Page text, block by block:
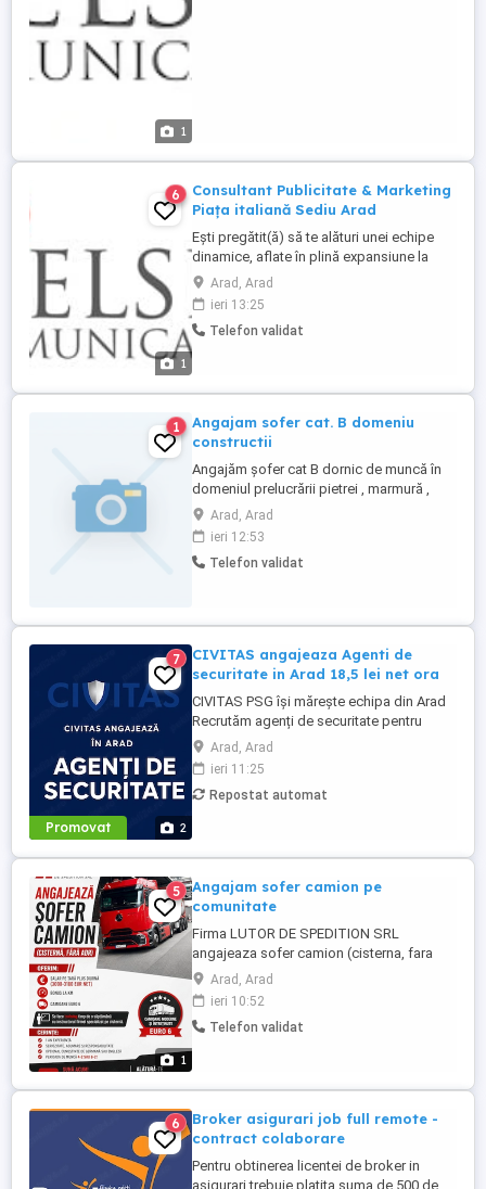
1
1
6
Consultant Publicitate & Marketing
Piața italiană Sediu Arad
Ești pregătit(ă) să te alături unei echipe
dinamice, aflate în plină expansiune la
nivel internațional? Nielsen
Communication își extinde echipa și caută
noi talente pentru rolul de Consultant
Publicitate & Marketing, axat pe piața
Arad, Arad
ieri 13:25
Telefon validat
1
Angajam sofer cat. B domeniu
constructii
Angajăm șofer cat B dornic de muncă în
domeniul prelucrării pietrei , marmură ,
granit . Mai multe detalii la tel .
Arad, Arad
ieri 12:53
Telefon validat
Promovat 2
7
CIVITAS angajeaza Agenti de
securitate in Arad 18,5 lei net ora
CIVITAS PSG își mărește echipa din Arad
Recrutăm agenți de securitate pentru
obiective comerciale retail, cu activitate
desfășurată exclusiv în ture de zi. Oferim:
Program de lucru 2 2; Venit net cuprins
între 3.000 și 3.300 lei; Stabilitate și
Arad, Arad
ieri 11:25
Repostat automat
1
5
Angajam sofer camion pe
comunitate
Firma LUTOR DE SPEDITION SRL
angajeaza sofer camion (cisterna, fara
ADR). Oferim: - salar pe tara plus diurna
(3000-3100 EUR net) - bonus la km -
camion Euro 6 Se face training timp de o
saptamana cu instructorul firmei
responsabilitate - ...
Arad, Arad
ieri 10:52
Telefon validat
6
Broker asigurari job full remote -
contract colaborare
Pentru obtinerea licentei de broker in
asigurari trebuie platita suma de 500 de